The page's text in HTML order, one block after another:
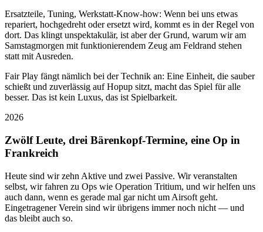
Ersatzteile, Tuning, Werkstatt-Know-how: Wenn bei uns etwas
repariert, hochgedreht oder ersetzt wird, kommt es in der Regel von
dort. Das klingt unspektakulär, ist aber der Grund, warum wir am
Samstagmorgen mit funktionierendem Zeug am Feldrand stehen
statt mit Ausreden.
Fair Play fängt nämlich bei der Technik an: Eine Einheit, die sauber
schießt und zuverlässig auf Hopup sitzt, macht das Spiel für alle
besser. Das ist kein Luxus, das ist Spielbarkeit.
2026
Zwölf Leute, drei Bärenkopf-Termine, eine Op in
Frankreich
Heute sind wir zehn Aktive und zwei Passive. Wir veranstalten
selbst, wir fahren zu Ops wie Operation Tritium, und wir helfen uns
auch dann, wenn es gerade mal gar nicht um Airsoft geht.
Eingetragener Verein sind wir übrigens immer noch nicht — und
das bleibt auch so.